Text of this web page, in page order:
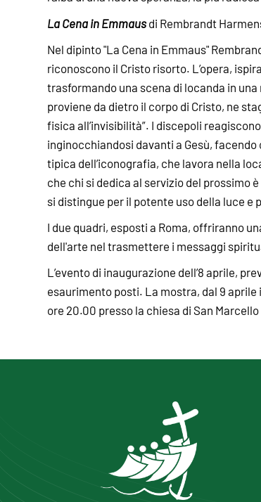
La Cena in Emmausdi Rembrandt
Nel dipinto "La Cena in Emmaus"
riconoscono il Cristo risorto. L’opera,
trasformando una scena di locanda in
proviene da dietro il corpo di Cristo, ne
fisica all’invisibilità”. I discepoli
inginocchiandosi davanti a Gesù,
tipica dell’iconografia, che lavora nella
che chi si dedica al servizio del prossimo
si distingue per il potente uso della luce
I due quadri, esposti a Roma, offriranno
dell'arte nel trasmettere i messaggi
L’evento di inaugurazione dell’8 aprile,
esaurimento posti. La mostra, dal 9
ore 20.00 presso la chiesa di San